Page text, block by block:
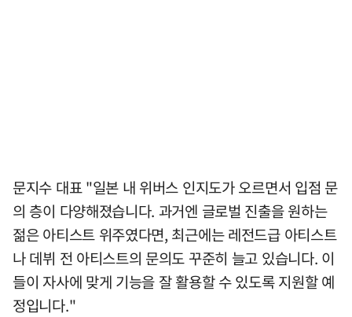
문지수 대표 "일본 내 위버스 인지도가 오르면서 입점 문
의 층이 다양해졌습니다. 과거엔 글로벌 진출을 원하는
젊은 아티스트 위주였다면, 최근에는 레전드급 아티스트
나 데뷔 전 아티스트의 문의도 꾸준히 늘고 있습니다. 이
들이 자사에 맞게 기능을 잘 활용할 수 있도록 지원할 예
정입니다."